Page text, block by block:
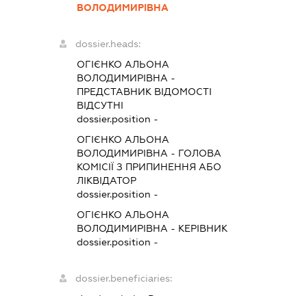
ВОЛОДИМИРІВНА
dossier.heads:
ОГІЄНКО АЛЬОНА
ВОЛОДИМИРІВНА -
ПРЕДСТАВНИК ВІДОМОСТІ
ВІДСУТНІ
dossier.position -
ОГІЄНКО АЛЬОНА
ВОЛОДИМИРІВНА - ГОЛОВА
КОМІСІЇ З ПРИПИНЕННЯ АБО
ЛІКВІДАТОР
dossier.position -
ОГІЄНКО АЛЬОНА
ВОЛОДИМИРІВНА - КЕРІВНИК
dossier.position -
dossier.beneficiaries: